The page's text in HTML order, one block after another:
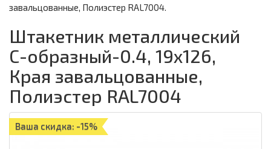
завальцованные, Полиэстер RAL7004.
Штакетник металлический
С-образный-0.4, 19х126,
Края завальцованные,
Полиэстер RAL7004
Ваша скидка: -15%